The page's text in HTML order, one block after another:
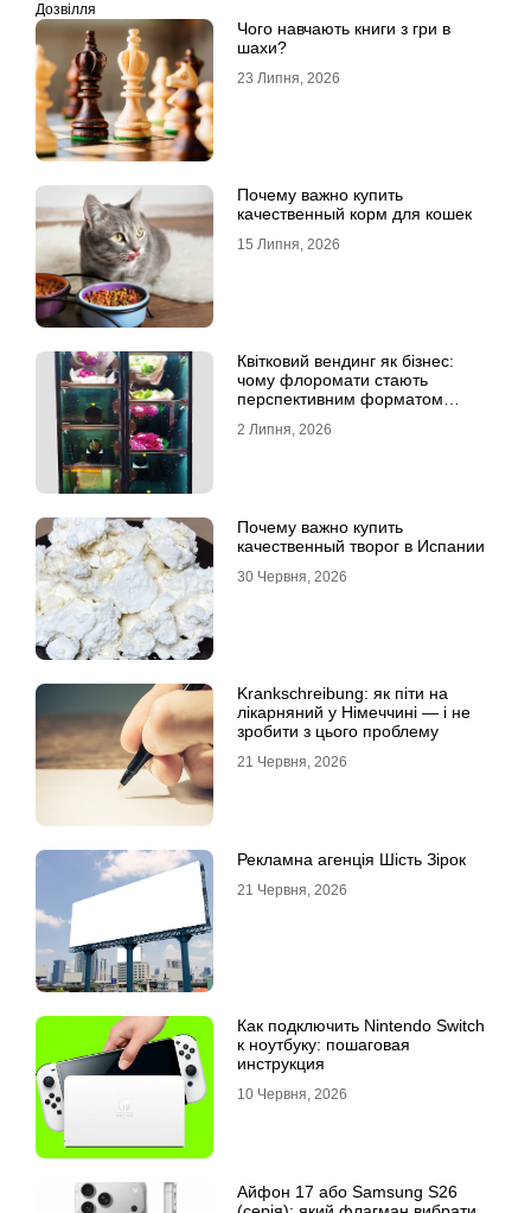
Дозвілля
Чого навчають книги з гри в
шахи?
23 Липня, 2026
Почему важно купить
качественный корм для кошек
15 Липня, 2026
Квітковий вендинг як бізнес:
чому флоромати стають
перспективним форматом
2 Липня, 2026
Почему важно купить
качественный творог в Испании
30 Червня, 2026
Krankschreibung: як піти на
лікарняний у Німеччині — і не
зробити з цього проблему
21 Червня, 2026
Рекламна агенція Шість Зірок
21 Червня, 2026
Как подключить Nintendo Switch
к ноутбуку: пошаговая
инструкция
10 Червня, 2026
Айфон 17 або Samsung S26